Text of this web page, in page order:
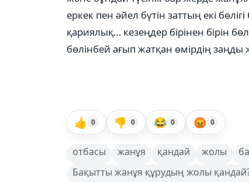
еркек пен әйел бүтін заттың екі
қариялық… кезеңдер бірінен бірін
бөлінбей ағып жатқан өмірдің
👍 0 👎 0 😂 0 😡 0
отбасы жанұя қандай жолы
Бақытты жанұя құрудың жолы